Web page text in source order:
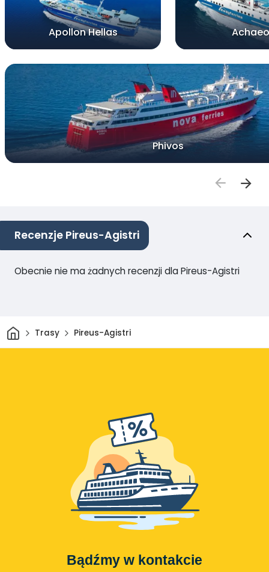
Apollon Hellas
Phivos
Recenzje Pireus-Agistri
Obecnie nie ma żadnych recenzji dla Pireus-Agistri
DomTrasy Pireus-Agistri
Bądźmy w kontakcie